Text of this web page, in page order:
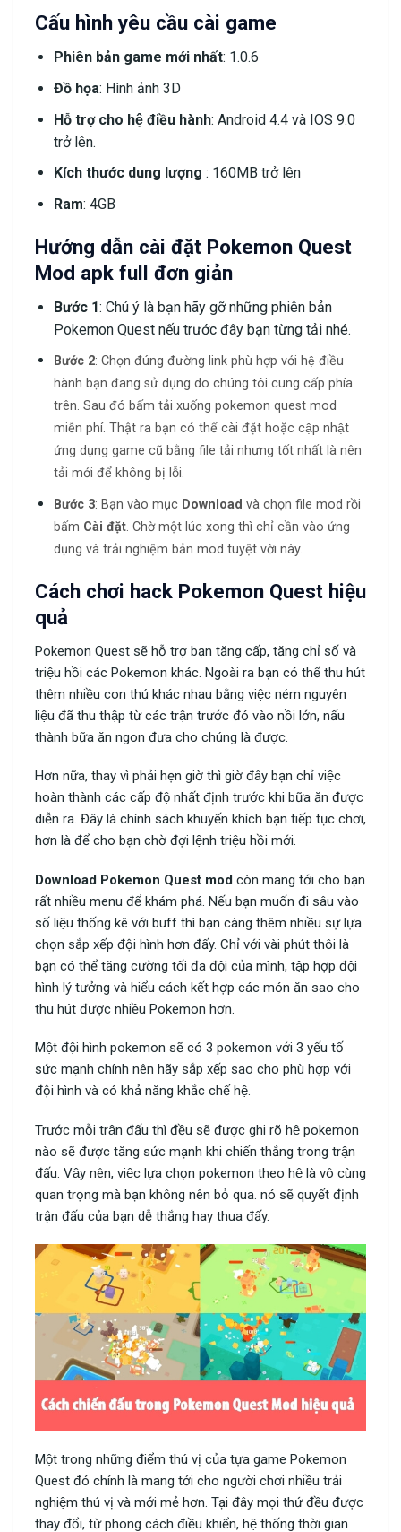
Cấu hình yêu cầu cài game
Phiên bản game mới nhất: 1.0.6
Đồ họa: Hình ảnh 3D
Hỗ trợ cho hệ điều hành: Android 4.4 và IOS 9.0
trở lên.
Kích thước dung lượng : 160MB trở lên
Ram: 4GB
Hướng dẫn cài đặt Pokemon Quest
Mod apk full đơn giản
Bước 1: Chú ý là bạn hãy gỡ những phiên bản
Pokemon Quest nếu trước đây bạn từng tải nhé.
Bước 2: Chọn đúng đường link phù hợp với hệ điều
hành bạn đang sử dụng do chúng tôi cung cấp phía
trên. Sau đó bấm tải xuống pokemon quest mod
miễn phí. Thật ra bạn có thể cài đặt hoặc cập nhật
ứng dụng game cũ bằng file tải nhưng tốt nhất là nên
tải mới để không bị lỗi.
Bước 3: Bạn vào mục Download và chọn file mod rồi
bấm Cài đặt. Chờ một lúc xong thì chỉ cần vào ứng
dụng và trải nghiệm bản mod tuyệt vời này.
Cách chơi hack Pokemon Quest hiệu
quả
Pokemon Quest sẽ hỗ trợ bạn tăng cấp, tăng chỉ số và
triệu hồi các Pokemon khác. Ngoài ra bạn có thể thu hút
thêm nhiều con thú khác nhau bằng việc ném nguyên
liệu đã thu thập từ các trận trước đó vào nồi lớn, nấu
thành bữa ăn ngon đưa cho chúng là được.
Hơn nữa, thay vì phải hẹn giờ thì giờ đây bạn chỉ việc
hoàn thành các cấp độ nhất định trước khi bữa ăn được
diễn ra. Đây là chính sách khuyến khích bạn tiếp tục chơi,
hơn là để cho bạn chờ đợi lệnh triệu hồi mới.
Download Pokemon Quest mod còn mang tới cho bạn
rất nhiều menu để khám phá. Nếu bạn muốn đi sâu vào
số liệu thống kê với buff thì bạn càng thêm nhiều sự lựa
chọn sắp xếp đội hình hơn đấy. Chỉ với vài phút thôi là
bạn có thể tăng cường tối đa đội của mình, tập hợp đội
hình lý tưởng và hiểu cách kết hợp các món ăn sao cho
thu hút được nhiều Pokemon hơn.
Một đội hình pokemon sẽ có 3 pokemon với 3 yếu tố
sức mạnh chính nên hãy sắp xếp sao cho phù hợp với
đội hình và có khả năng khắc chế hệ.
Trước mỗi trận đấu thì đều sẽ được ghi rõ hệ pokemon
nào sẽ được tăng sức mạnh khi chiến thắng trong trận
đấu. Vậy nên, việc lựa chọn pokemon theo hệ là vô cùng
quan trọng mà bạn không nên bỏ qua. nó sẽ quyết định
trận đấu của bạn dễ thắng hay thua đấy.
Một trong những điểm thú vị của tựa game Pokemon
Quest đó chính là mang tới cho người chơi nhiều trải
nghiệm thú vị và mới mẻ hơn. Tại đây mọi thứ đều được
thay đổi, từ phong cách điều khiển, hệ thống thời gian